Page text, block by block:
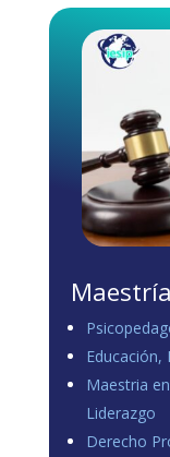
Educación,
Maestria
Liderazgo
Derecho